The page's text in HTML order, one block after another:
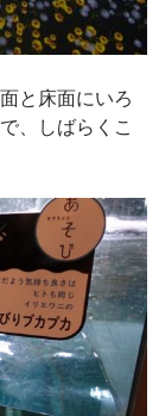
と床面にいろ
、しばらくこ